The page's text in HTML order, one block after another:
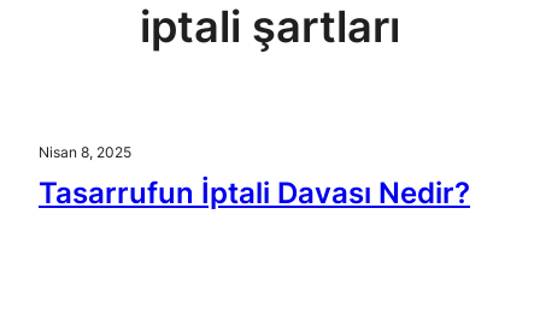
iptali şartları
Nisan 8, 2025
Tasarrufun İptali Davası Nedir?